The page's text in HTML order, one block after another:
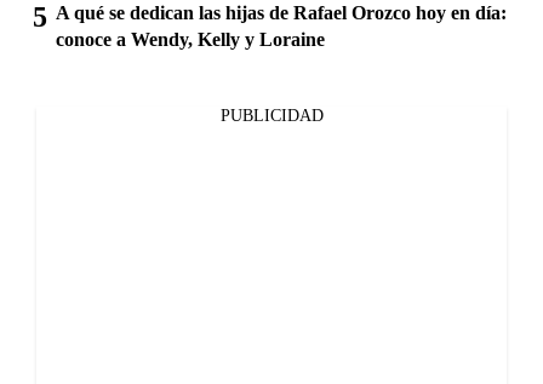
A qué se dedican las hijas de Rafael Orozco hoy en día:
conoce a Wendy, Kelly y Loraine
PUBLICIDAD